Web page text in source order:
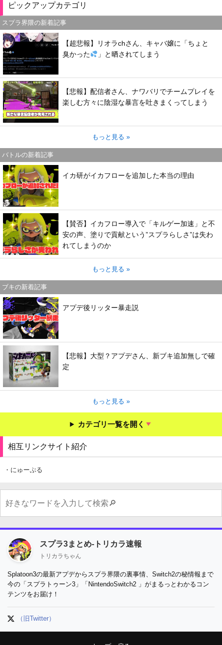
ピックアップカテゴリ
スプラ界隈の新着記事
【超悲報】リオラchさん、キャバ嬢に「ちょと
臭かった
」と晒されてしまう
【悲報】配信者さん、ナワバリでチームプレイを
楽しむ方々に陰湿な暴言を吐きまくってしまう
もっと見る »
バトルの新着記事
イカ研がイカフローを追加した本当の理由
【賛否】イカフロー導入で「キルゲー加速」と不
安の声、塗りで貢献という”スプラらしさ”は失わ
れてしまうのか
もっと見る »
ブキの新着記事
アプデ後リッター暴走説
【悲報】大型？アプデさん、新ブキ追加無しで確
定
もっと見る »
カテゴリ一覧を開く
相互リンクサイト紹介
・にゅーぷる
スプラ3まとめ-トリカラ速報
トリカラちゃん
Splatoon3の最新アプデからスプラ界隈の裏事情、Switch2の秘情報まで
今の「スプラトゥーン3」「NintendoSwitch2 」がまるっとわかるコン
テンツをお届け！
（旧Twitter）